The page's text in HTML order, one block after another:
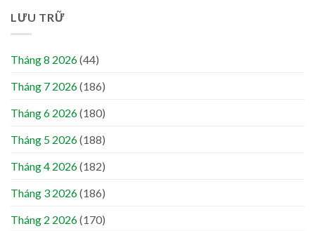
LƯU TRỮ
Tháng 8 2026(44)
Tháng 7 2026(186)
Tháng 6 2026(180)
Tháng 5 2026(188)
Tháng 4 2026(182)
Tháng 3 2026(186)
Tháng 2 2026(170)